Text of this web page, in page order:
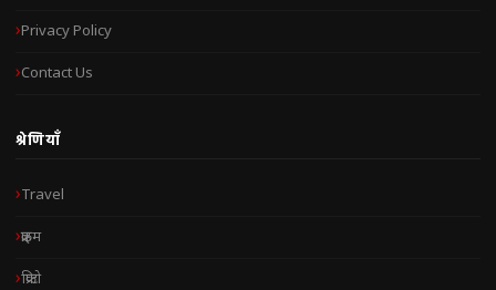
Privacy Policy
Contact Us
श्रेणियाँ
Travel
क्राइम
क्रिप्टो